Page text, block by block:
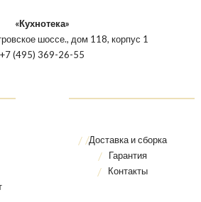
«Кухнотека»
шоссе., дом 118, корпус 1
+7 (495) 369-26-55
Доставка и сборка
Гарантия
Контакты